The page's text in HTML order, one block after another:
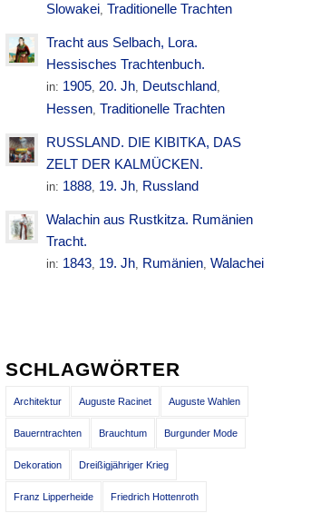
Slowakei, Traditionelle Trachten
Tracht aus Selbach, Lora.
Hessisches Trachtenbuch.
in: 1905,20. Jh, Deutschland,
Hessen, Traditionelle Trachten
RUSSLAND. DIE KIBITKA, DAS
ZELT DER KALMÜCKEN.
in: 1888, 19. Jh, Russland
Walachin aus Rustkitza. Rumänien
Tracht.
in: 1843, 19. Jh, Rumänien,Walachei
SCHLAGWÖRTER
Architektur Auguste Racinet Auguste Wahlen
Bauerntrachten Brauchtum Burgunder Mode
Dekoration Dreißigjähriger Krieg
Franz Lipperheide Friedrich Hottenroth